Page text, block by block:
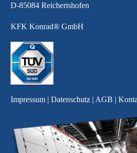
D-85084 Reichertshofen
KFK Konrad® GmbH
Impressum | Datenschutz | AGB |